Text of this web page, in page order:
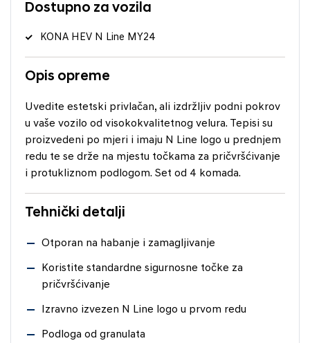
Dostupno za vozila
KONA HEV N Line MY24
Opis opreme
Uvedite estetski privlačan, ali izdržljiv podni pokrov
u vaše vozilo od visokokvalitetnog velura. Tepisi su
proizvedeni po mjeri i imaju N Line logo u prednjem
redu te se drže na mjestu točkama za pričvršćivanje
i protukliznom podlogom. Set od 4 komada.
Tehnički detalji
Otporan na habanje i zamagljivanje
Koristite standardne sigurnosne točke za
pričvršćivanje
Izravno izvezen N Line logo u prvom redu
Podloga od granulata